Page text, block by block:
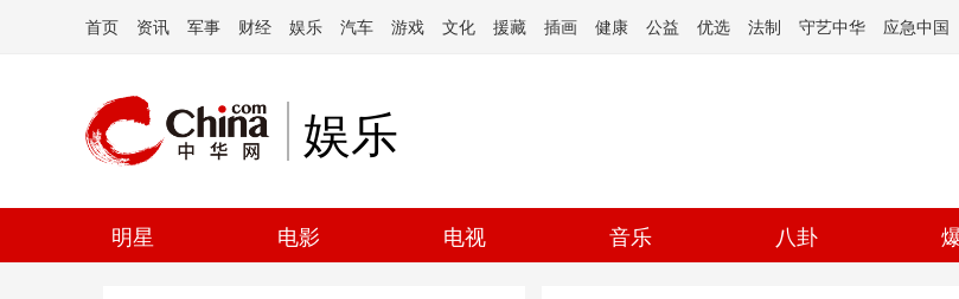
首页 资讯 军事 财经 娱乐 汽车 游戏 文化 援藏 插画 健康 公益 优选 法制 守艺中华 应急中国
娱乐
明星 电影 电视 音乐 八卦